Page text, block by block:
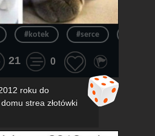
#kotek #serce
21 0
roku do
strea złotówki